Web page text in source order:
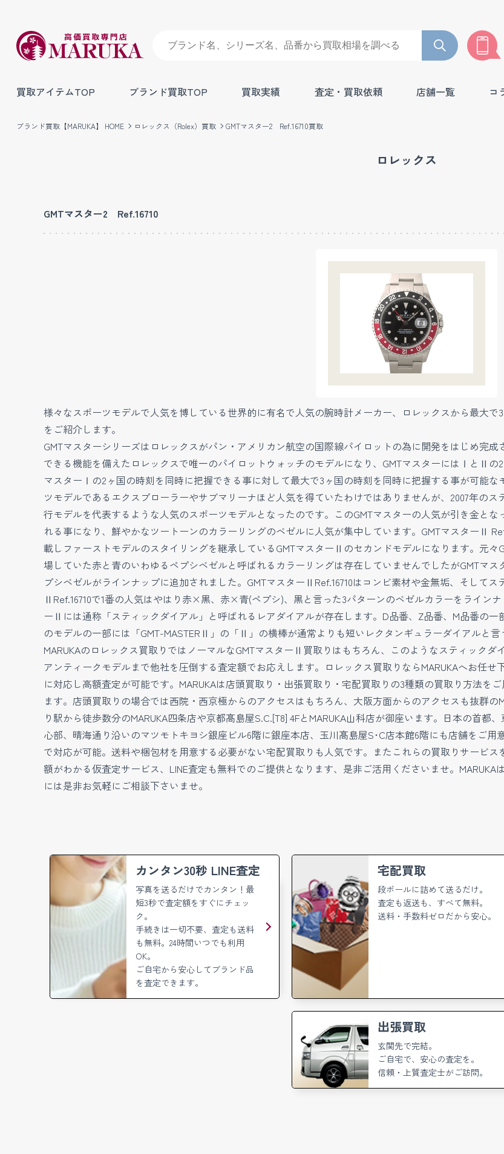
買取アイテムTOP ブランド買取TOP 買取実績 査定・買取依頼 店舗一覧 コ
ブランド買取【MARUKA】 HOME ロレックス（Rolex）買取 GMTマスター2 Ref.16710買取
ロレックス
GMTマスター2 Ref.16710
様々なスポーツモデルで人気を博している世界的に有名で人気の腕時計メーカー、ロレックスから最大
をご紹介します。
GMTマスターシリーズはロレックスがパン・アメリカン航空の国際線パイロットの為に開発をはじめ完
できる機能を備えたロレックスで唯一のパイロットウォッチのモデルになり、GMTマスターにはⅠとⅡ
マスターⅠの2ヶ国の時刻を同時に把握できる事に対して最大で3ヶ国の時刻を同時に把握する事が可能
ツモデルであるエクスプローラーやサブマリーナほど人気を得ていたわけではありませんが、2007年の
行モデルを代表するような人気のスポーツモデルとなったのです。このGMTマスターの人気が引き金と
れる事になり、鮮やかなツートーンのカラーリングのベゼルに人気が集中しています。GMTマスターⅡ
載しファーストモデルのスタイリングを継承しているGMTマスターⅡのセカンドモデルになります。元
場していた赤と青のいわゆるペプシベゼルと呼ばれるカラーリングは存在していませんでしたがGMTマ
プシベゼルがラインナップに追加されました。GMTマスターⅡRef.16710はコンビ素材や金無垢、そして
ⅡRef.16710で1番の人気はやはり赤×黒、赤×青(ペプシ)、黒と言った3パターンのベゼルカラーをライン
ーⅡには通称「スティックダイアル」と呼ばれるレアダイアルが存在します。D品番、Z品番、M品番の
のモデルの一部には「GMT-MASTERⅡ」の「Ⅱ」の横棒が通常よりも短いレクタンギュラーダイアルと言
MARUKAのロレックス買取りではノーマルなGMTマスターⅡ買取りはもちろん、このようなスティック
アンティークモデルまで他社を圧倒する査定額でお応えします。ロレックス買取りならMARUKAへお任
に対応し高額査定が可能です。MARUKAは店頭買取り・出張買取り・宅配買取りの3種類の買取り方法を
ます。店頭買取りの場合では西院・西京極からのアクセスはもちろん、大阪方面からのアクセスも抜群の
り駅から徒歩数分のMARUKA四条店や京都髙島屋S.C.[T8] 4FとMARUKA山科店が御座います。日本の首
心部、晴海通り沿いのマツモトキヨシ銀座ビル6階に銀座本店、玉川髙島屋S･C店本館6階にも店舗をご
で対応が可能。送料や梱包材を用意する必要がない宅配買取りも人気です。またこれらの買取りサービ
額がわかる仮査定サービス、LINE査定も無料でのご提供となります、是非ご活用くださいませ。
には是非お気軽にご相談下さいませ。
カンタン30秒 LINE査定
写真を送るだけでカンタン！ 最
短3秒で査定額をすぐにチェッ
ク。
手続きは一切不要、査定も送料
も無料。 24時間いつでも利用
OK。
ご自宅から安心してブランド品
を査定できます。
宅配買取
段ボールに詰めて送るだけ。
査定も返送も、すべて無料。
送料・手数料ゼロだから安心。
出張買取
玄関先で完結。
ご自宅で、安心の査定を。
信頼・上質査定士がご訪問。